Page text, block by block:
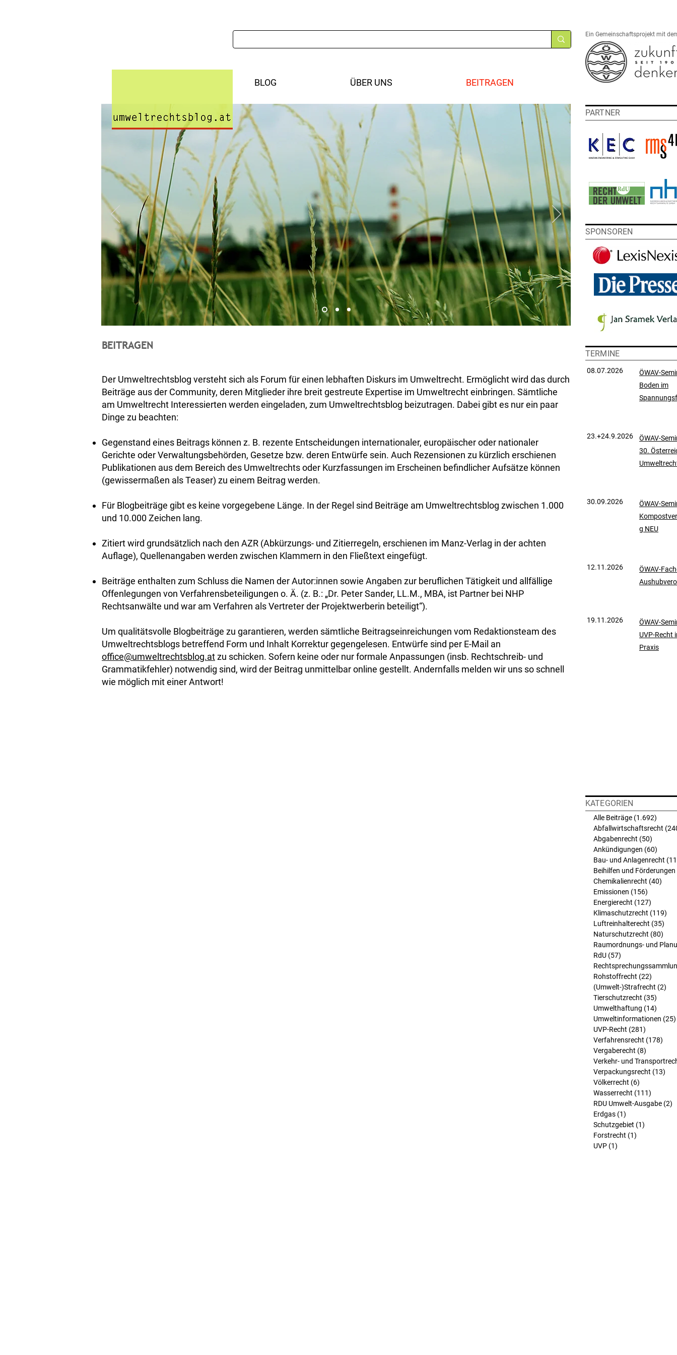
BLOG ÜBER UNS BEITRAGEN
Ein Gemeinschaftsprojekt mit
BEITRAGEN
Der Umweltrechtsblog versteht sich als Forum für einen lebhaften Diskurs im Umweltrecht. Ermöglicht wird das durch
Beiträge aus der Community, deren Mitglieder ihre breit gestreute Expertise im Umweltrecht einbringen. Sämtliche
am Umweltrecht Interessierten werden eingeladen, zum Umweltrechtsblog beizutragen. Dabei gibt es nur ein paar
Dinge zu beachten:
Gegenstand eines Beitrags können z. B. rezente Entscheidungen internationaler, europäischer oder nationaler
Gerichte oder Verwaltungsbehörden, Gesetze bzw. deren Entwürfe sein. Auch Rezensionen zu kürzlich erschienen
Publikationen aus dem Bereich des Umweltrechts oder Kurzfassungen im Erscheinen befindlicher Aufsätze können
(gewissermaßen als Teaser) zu einem Beitrag werden.
Für Blogbeiträge gibt es keine vorgegebene Länge. In der Regel sind Beiträge am Umweltrechtsblog zwischen 1.000
und 10.000 Zeichen lang.
Zitiert wird grundsätzlich nach den AZR (Abkürzungs- und Zitierregeln, erschienen im Manz-Verlag in der achten
Auflage), Quellenangaben werden zwischen Klammern in den Fließtext eingefügt.
Beiträge enthalten zum Schluss die Namen der Autor:innen sowie Angaben zur beruflichen Tätigkeit und allfällige
Offenlegungen von Verfahrensbeteiligungen o. Ä. (z. B.: „Dr. Peter Sander, LL.M., MBA, ist Partner bei NHP
Rechtsanwälte und war am Verfahren als Vertreter der Projektwerberin beteiligt“).
Um qualitätsvolle Blogbeiträge zu garantieren, werden sämtliche Beitragseinreichungen vom Redaktionsteam des
Umweltrechtsblogs betreffend Form und Inhalt Korrektur gegengelesen. Entwürfe sind per E-Mail an
office@umweltrechtsblog.atzu schicken. Sofern keine oder nur formale Anpassungen (insb. Rechtschreib- und
Grammatikfehler) notwendig sind, wird der Beitrag unmittelbar online gestellt. Andernfalls melden wir uns so schnell
wie möglich mit einer Antwort!
Alle Beiträge (1.692)
Abfallwirtschaftsrecht
Abgabenrecht (50)
Ankündigungen (60)
Bau- und Anlagenrecht
Beihilfen und Förderungen
Chemikalienrecht (40)
Emissionen (156)
Energierecht (127)
Klimaschutzrecht (119)
Luftreinhalterecht (35)
Naturschutzrecht (80)
Raumordnungs- und
RdU (57)
Rohstoffrecht (22)
(Umwelt-)Strafrecht (2)
Tierschutzrecht (35)
Umwelthaftung (14)
Umweltinformationen (25)
UVP-Recht (281)
Verfahrensrecht (178)
Vergaberecht (8)
Verkehr- und
Verpackungsrecht (13)
Völkerrecht (6)
Wasserrecht (111)
RDU Umwelt-Ausgabe (2)
Erdgas (1)
Schutzgebiet (1)
Forstrecht (1)
UVP (1)
08.07.2026
ÖWAV-
Boden im
23.+24.9.2026
ÖWAV-
30.
30.09.2026
ÖWAV-
g NEU
12.11.2026
ÖWAV-
19.11.2026
ÖWAV-
UVP-Recht
Praxis
PARTNER
TERMINE
SPONSOREN
KATEGORIEN